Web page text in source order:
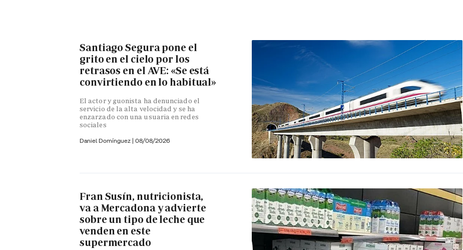
Santiago Segura pone el
grito en el cielo por los
retrasos en el AVE: «Se está
convirtiendo en lo habitual»
El actor y guonista ha denunciado el
servicio de la alta velocidad y se ha
enzarzado con una usuaria en redes
sociales
Daniel Domínguez | 08/08/2026
Fran Susín, nutricionista,
va a Mercadona y advierte
sobre un tipo de leche que
venden en este
supermercado